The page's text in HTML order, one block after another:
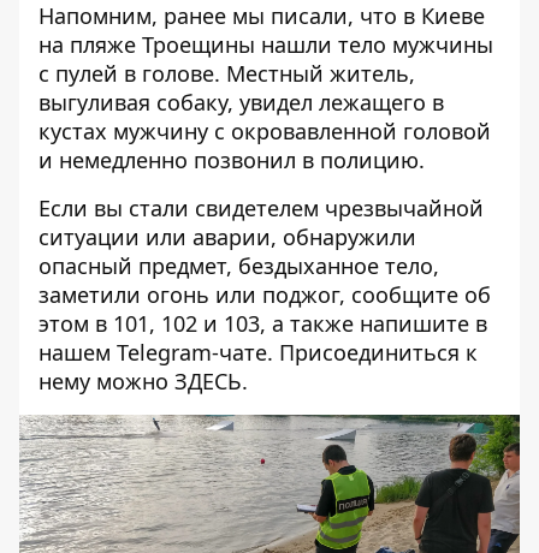
Напомним, ранее мы писали, что в Киеве
на пляже Троещины нашли тело мужчины
с пулей в голове. Местный житель,
выгуливая собаку, увидел лежащего в
кустах мужчину с окровавленной головой
и немедленно позвонил в полицию.
Если вы стали свидетелем чрезвычайной
ситуации или аварии, обнаружили
опасный предмет, бездыханное тело,
заметили огонь или поджог, сообщите об
этом в 101, 102 и 103, а также напишите в
нашем Telegram-чате. Присоединиться к
нему можно ЗДЕСЬ.